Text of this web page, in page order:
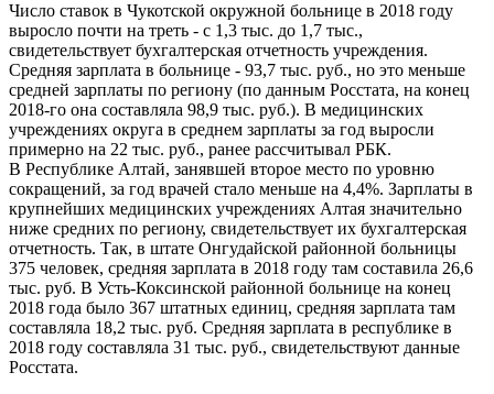
Число ставок в Чукотской окружной больнице в 2018 году
выросло почти на треть - с 1,3 тыс. до 1,7 тыс.,
свидетельствует бухгалтерская отчетность учреждения.
Средняя зарплата в больнице - 93,7 тыс. руб., но это меньше
средней зарплаты по региону (по данным Росстата, на конец
2018-го она составляла 98,9 тыс. руб.). В медицинских
учреждениях округа в среднем зарплаты за год выросли
примерно на 22 тыс. руб., ранее рассчитывал РБК.
В Республике Алтай, занявшей второе место по уровню
сокращений, за год врачей стало меньше на 4,4%. Зарплаты в
крупнейших медицинских учреждениях Алтая значительно
ниже средних по региону, свидетельствует их бухгалтерская
отчетность. Так, в штате Онгудайской районной больницы
375 человек, средняя зарплата в 2018 году там составила 26,6
тыс. руб. В Усть-Коксинской районной больнице на конец
2018 года было 367 штатных единиц, средняя зарплата там
составляла 18,2 тыс. руб. Средняя зарплата в республике в
2018 году составляла 31 тыс. руб., свидетельствуют данные
Росстата.